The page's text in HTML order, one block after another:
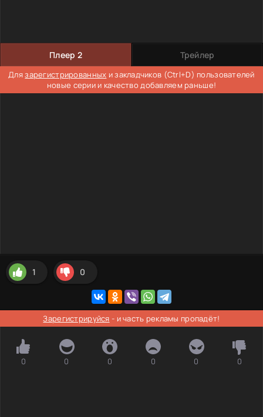
Плеер 2 Трейлер
Длязарегистрированных и закладчиков (Ctrl+D) пользователей
новые серии и качество добавляем раньше!
1 0
Зарегистрируйся - и часть рекламы пропадёт!
0 0 0 0 0 0